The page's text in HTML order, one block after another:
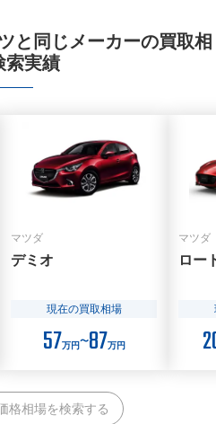
と同じメーカーの買取相
索実績
マツダ
デミオ
現在の買取相場
57万円〜87万円
マツダ
ロー
格相場を検索する